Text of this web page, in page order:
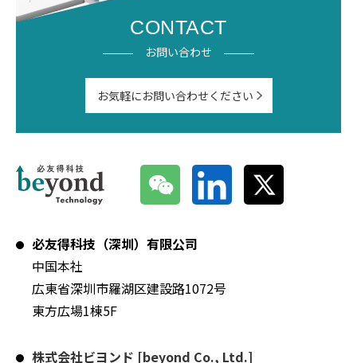
CONTACT
お問い合わせ
お気軽にお問い合わせください
必友得科技（深圳）有限公司
中国本社
広東省深圳市羅湖区建設路1072号
東方広場1棟5F
株式会社ビヨンド [beyond Co., Ltd.]